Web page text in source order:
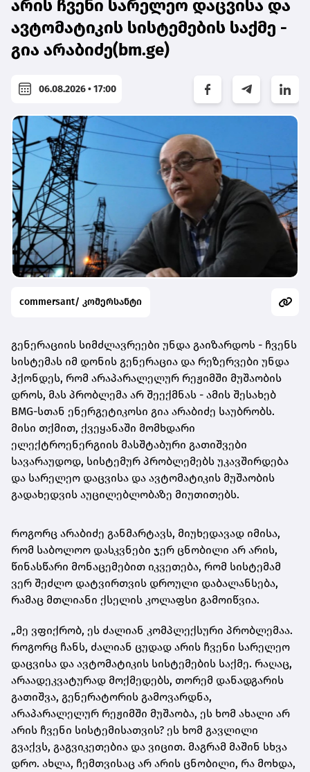
არის ჩვენი სარელეო დაცვისა და
ავტომატიკის სისტემების საქმე -
გია არაბიძე(bm.ge)
06.08.2026 • 17:00
commersant/ კომერსანტი
გენერაციის სიმძლავრეები უნდა გაიზარდოს - ჩვენს
სისტემას იმ დონის გენერაცია და რეზერვები უნდა
ჰქონდეს, რომ არაპარალელურ რეჟიმში მუშაობის
დროს, მას პრობლემა არ შეექმნას - ამის შესახებ
BMG-სთან ენერგეტიკოსი გია არაბიძე საუბრობს.
მისი თქმით, ქვეყანაში მომხდარი
ელექტროენერგიის მასშტაბური გათიშვები
სავარაუდოდ, სისტემურ პრობლემებს უკავშირდება
და სარელეო დაცვისა და ავტომატიკის მუშაობის
გადახედვის აუცილებლობაზე მიუთითებს.
როგორც არაბიძე განმარტავს, მიუხედავად იმისა,
რომ საბოლოო დასკვნები ჯერ ცნობილი არ არის,
წინასწარი მონაცემებით იკვეთება, რომ სისტემამ
ვერ შეძლო დატვირთვის დროული დაბალანსება,
რამაც მთლიანი ქსელის კოლაფსი გამოიწვია.
„მე ვფიქრობ, ეს ძალიან კომპლექსური პრობლემაა.
როგორც ჩანს, ძალიან ცუდად არის ჩვენი სარელეო
დაცვისა და ავტომატიკის სისტემების საქმე. რაღაც,
არაადეკვატურად მოქმედებს, თორემ დანადგარის
გათიშვა, გენერატორის გამოვარდნა,
არაპარალელურ რეჟიმში მუშაობა, ეს ხომ ახალი არ
არის ჩვენი სისტემისათვის? ეს ხომ გავლილი
გვაქვს, გაგვიკეთებია და ვიცით. მაგრამ მაშინ სხვა
დრო. ახლა, ჩემთვისაც არ არის ცნობილი, რა მოხდა,